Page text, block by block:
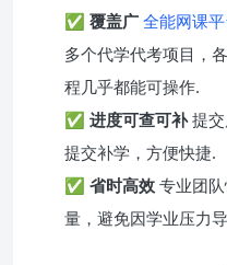
✅ 覆盖广 全能网课
多个代学代考项目，
程几乎都能可操作.
✅ 进度可查可补提交
提交补学，方便快捷.
✅ 省时高效 专业团
量，避免因学业压力